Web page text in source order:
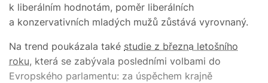
k liberálním hodnotám, poměr liberálních
a konzervativních mladých mužů zůstává vyrovnaný.
Na trend poukázala také studie z března letošního
roku, která se zabývala posledními volbami do
Evropského parlamentu: za úspěchem krajně